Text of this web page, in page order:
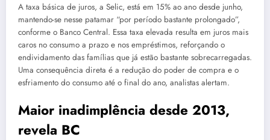
A taxa básica de juros, a Selic, está em 15% ao ano desde junho,
mantendo-se nesse patamar “por período bastante prolongado”,
conforme o Banco Central. Essa taxa elevada resulta em juros mais
caros no consumo a prazo e nos empréstimos, reforçando o
endividamento das famílias que já estão bastante sobrecarregadas.
Uma consequência direta é a redução do poder de compra e o
esfriamento do consumo até o final do ano, analistas alertam.
Maior inadimplência desde 2013,
revela BC